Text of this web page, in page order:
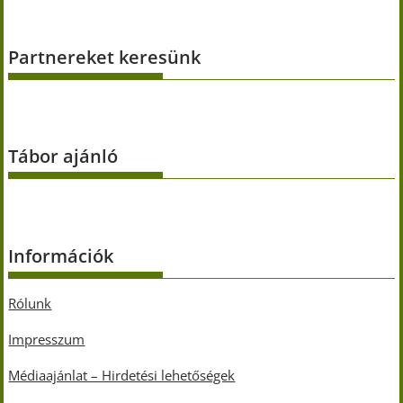
Partnereket keresünk
Tábor ajánló
Információk
Rólunk
Impresszum
Médiaajánlat – Hirdetési lehetőségek